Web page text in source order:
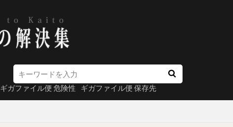
ギガファイル便 危険性 ギガファイル便 保存先